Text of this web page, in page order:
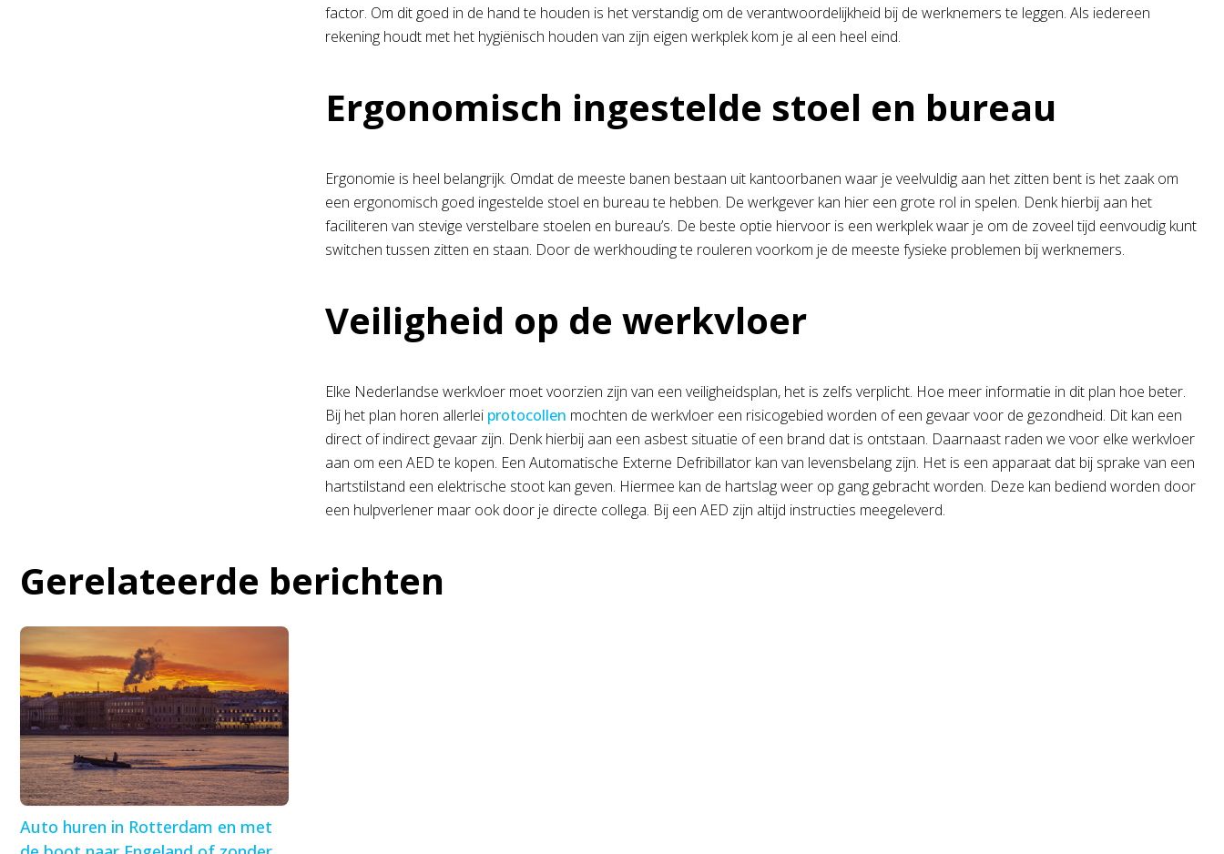
factor. Om dit goed in de hand te houden is het verstandig om de verantwoordelijkheid bij de werknemers te leggen. Als iedereen
rekening houdt met het hygiënisch houden van zijn eigen werkplek kom je al een heel eind.
Ergonomisch ingestelde stoel en bureau
Ergonomie is heel belangrijk. Omdat de meeste banen bestaan uit kantoorbanen waar je veelvuldig aan het zitten bent is het zaak om
een ergonomisch goed ingestelde stoel en bureau te hebben. De werkgever kan hier een grote rol in spelen. Denk hierbij aan het
faciliteren van stevige verstelbare stoelen en bureau’s. De beste optie hiervoor is een werkplek waar je om de zoveel tijd eenvoudig kunt
switchen tussen zitten en staan. Door de werkhouding te rouleren voorkom je de meeste fysieke problemen bij werknemers.
Veiligheid op de werkvloer
Elke Nederlandse werkvloer moet voorzien zijn van een veiligheidsplan, het is zelfs verplicht. Hoe meer informatie in dit plan hoe beter.
Bij het plan horen allerlei protocollen mochten de werkvloer een risicogebied worden of een gevaar voor de gezondheid. Dit kan een
direct of indirect gevaar zijn. Denk hierbij aan een asbest situatie of een brand dat is ontstaan. Daarnaast raden we voor elke werkvloer
aan om een AED te kopen. Een Automatische Externe Defribillator kan van levensbelang zijn. Het is een apparaat dat bij sprake van een
hartstilstand een elektrische stoot kan geven. Hiermee kan de hartslag weer op gang gebracht worden. Deze kan bediend worden door
een hulpverlener maar ook door je directe collega. Bij een AED zijn altijd instructies meegeleverd.
Gerelateerde berichten
Auto huren in Rotterdam en met